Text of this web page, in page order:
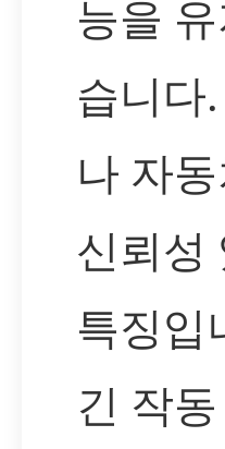
능을
습니다
나 자
신뢰성
특징입
긴 작